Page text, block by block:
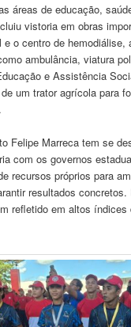
áreas de educação,
vistoria em obras
e o centro de hemodiálise,
ambulância, viatura
e Assistência
um trator agrícola para
Felipe Marreca tem se
com os governos
recursos próprios para
resultados
refletido em altos índices